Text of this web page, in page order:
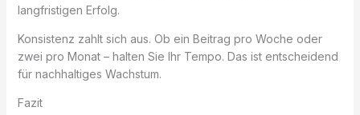
langfristigen Erfolg.
Konsistenz zahlt sich aus. Ob ein Beitrag pro Woche oder
zwei pro Monat – halten Sie Ihr Tempo. Das ist entscheidend
für nachhaltiges Wachstum.
Fazit